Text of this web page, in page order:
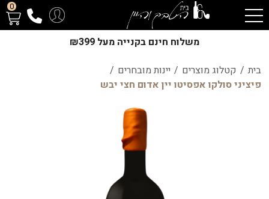
0
משלוח חינם בקנייה מעל ₪399
בית / קטלוג מוצרים / יינות מובחרים /
פיציני סולקו אפסיטו יין אדום חצי יבש